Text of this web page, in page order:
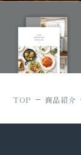
TOP 商品紹介